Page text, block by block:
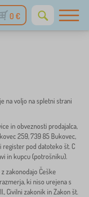
0 €
na voljo na spletni strani
in obveznosti prodajalca,
259, 739 85 Bukovec,
register pod datoteko št. C
in kupcu (potrošniku).
zakonodajo Češke
ki niso urejena s
Civilni zakonik in Zakon št.